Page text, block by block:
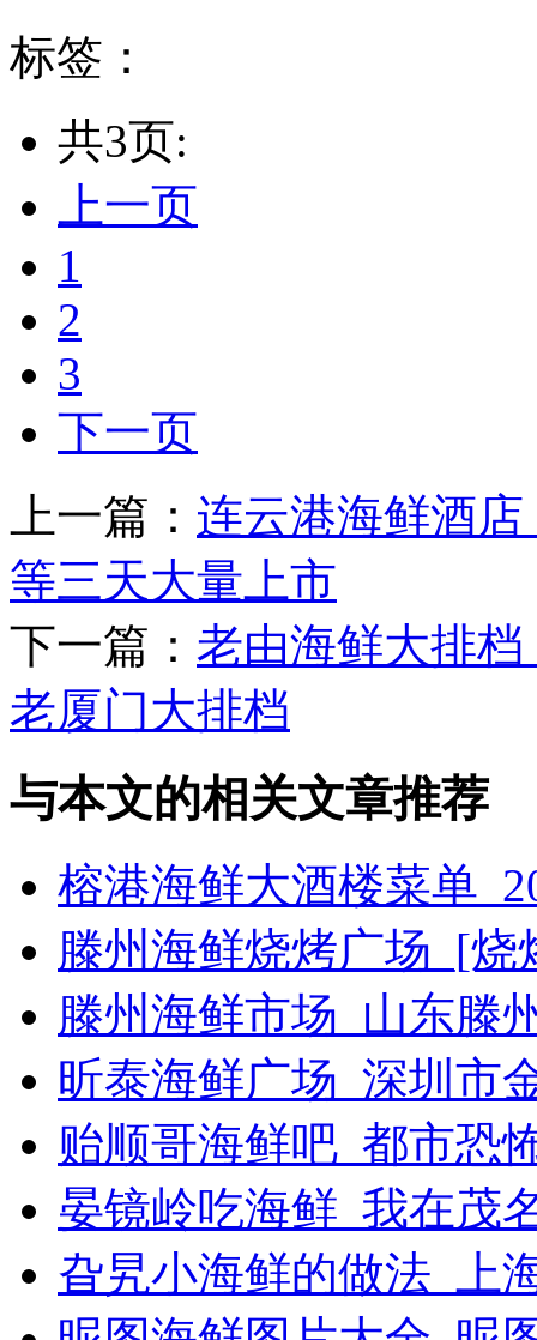
标签：
共3页:
上一页
1
2
3
下一页
上一篇： 连云港海鲜酒
等三天大量上市
下一篇： 老由海鲜大排
老厦门大排档
与本文的相关文章推荐
榕港海鲜大酒楼菜单
滕州海鲜烧烤广场_[
滕州海鲜市场_山东滕
昕泰海鲜广场_深圳市
贻顺哥海鲜吧_都市恐
晏镜岭吃海鲜_我在茂
旮旯小海鲜的做法_上